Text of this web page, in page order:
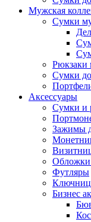
Мужская
Сумки
Рюкзаки
Сумки
Аксессуары
Сумки и
Зажимы
Обложки
Футляры
Бизнес